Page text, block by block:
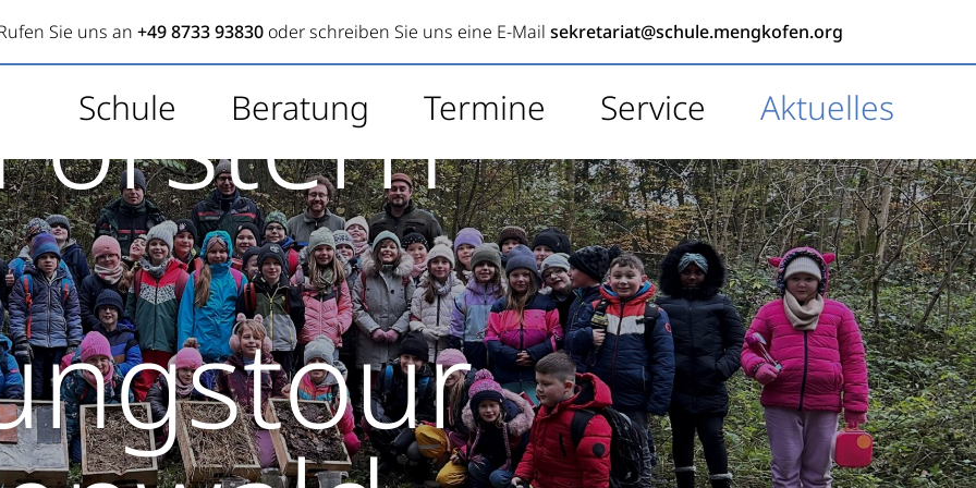
Sie uns an +49 8733 93830 oder schreiben Sie uns eine E-Mail sekretariat@schule.mengkofen.org
Schule Beratung Termine Service Aktuelles